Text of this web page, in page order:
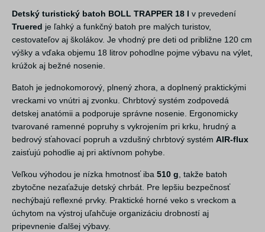
Detský turistický batoh BOLL TRAPPER 18 l v prevedení
Truered je ľahký a funkčný batoh pre malých turistov,
cestovateľov aj školákov. Je vhodný pre deti od približne 120 cm
výšky a vďaka objemu 18 litrov pohodlne pojme výbavu na výlet,
krúžok aj bežné nosenie.
Batoh je jednokomorový, plnený zhora, a doplnený praktickými
vreckami vo vnútri aj zvonku. Chrbtový systém zodpovedá
detskej anatómii a podporuje správne nosenie. Ergonomicky
tvarované ramenné popruhy s vykrojením pri krku, hrudný a
bedrový sťahovací popruh a vzdušný chrbtový systém AIR-flux
zaisťujú pohodlie aj pri aktívnom pohybe.
Veľkou výhodou je nízka hmotnosť iba 510 g, takže batoh
zbytočne nezaťažuje detský chrbát. Pre lepšiu bezpečnosť
nechýbajú reflexné prvky. Praktické horné veko s vreckom a
úchytom na výstroj uľahčuje organizáciu drobností aj
pripevnenie ďalšej výbavy.